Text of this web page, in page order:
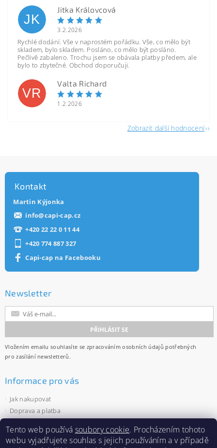
JK
Jitka Královcová
3.2.2026
Rychlé dodání. Vše v naprostém pořádku. Vše, co mělo být
skladem, bylo skladem. Posláno, co mělo být posláno.
Pečlivě zabaleno. Trochu jsem se obávala platby předem, ale
bylo to zbytečné. Obchod doporučuji.
VR
Valta Richard
1.2.2026
Zobrazit další hodnocení
Kontakt
Martin Kýjonka
info@capi-cap.cz
+420 22 22 0 11 44
+420 774 887 327
Capi-cap na Facebooku
Newsletter
Vložením emailu souhlasíte se zpracováním osobních údajů potřebných
pro zasílání newsletterů.
Informace pro vás
Jak nakupovat
Doprava a platba
Ochrana osobních údajů
Velkoobchod
Tento web používá soubory cookie. Procházením tohoto
webu vyjadřujete souhlas s jejich používáním a v případě